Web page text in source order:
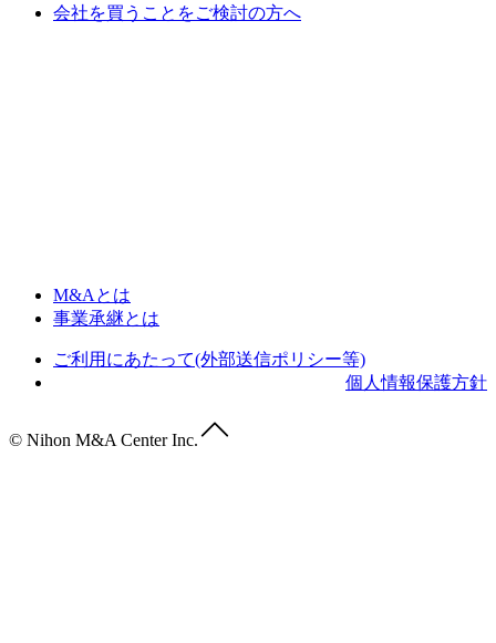
会社を買うことをご検討の方へ
M&Aとは
事業承継とは
ご利用にあたって(外部送信ポリシー等)
個人情報保護方針
© Nihon M&A Center Inc.